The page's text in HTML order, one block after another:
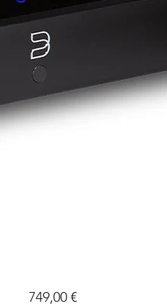
749,00 €Precio